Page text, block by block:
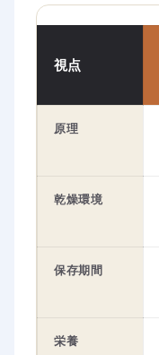
視点
原理
乾燥環境
保存期間
栄養